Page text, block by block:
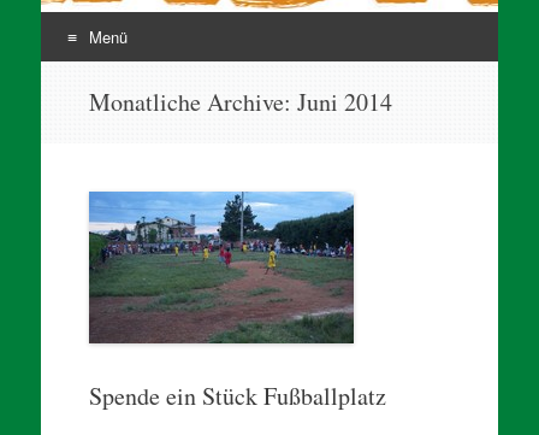
Menü
InhaltMonatliche Archive: Juni 2014
Spende ein Stück Fußballplatz